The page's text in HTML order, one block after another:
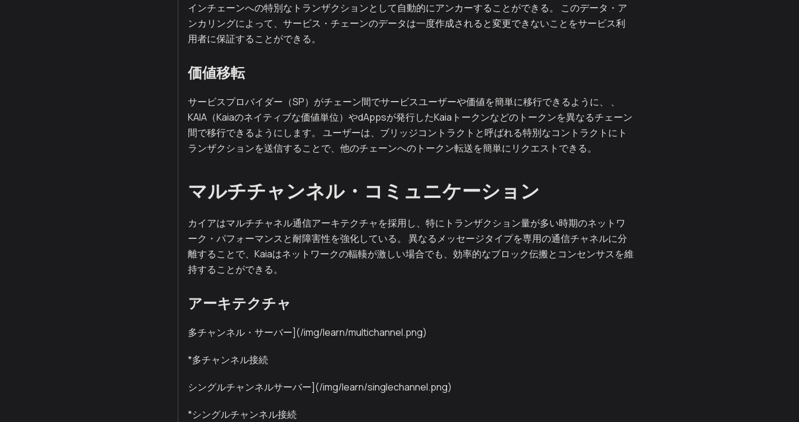
インチェーンへの特別なトランザクションとして自動的にアンカーすることができる。 このデータ・ア
ンカリングによって、サービス・チェーンのデータは一度作成されると変更できないことをサービス利
用者に保証することができる。
価値移転
サービスプロバイダー（SP）がチェーン間でサービスユーザーや価値を簡単に移行できるように、 、
KAIA（Kaiaのネイティブな価値単位）やdAppsが発行したKaiaトークンなどのトークンを異なるチェーン
間で移行できるようにします。 ユーザーは、ブリッジコントラクトと呼ばれる特別なコントラクトにト
ランザクションを送信することで、他のチェーンへのトークン転送を簡単にリクエストできる。
マルチチャンネル・コミュニケーション
カイアはマルチチャネル通信アーキテクチャを採用し、特にトランザクション量が多い時期のネットワ
ーク・パフォーマンスと耐障害性を強化している。 異なるメッセージタイプを専用の通信チャネルに分
離することで、Kaiaはネットワークの輻輳が激しい場合でも、効率的なブロック伝搬とコンセンサスを維
持することができる。
アーキテクチャ
多チャンネル・サーバー](/img/learn/multichannel.png)
*多チャンネル接続
シングルチャンネルサーバー](/img/learn/singlechannel.png)
*シングルチャンネル接続